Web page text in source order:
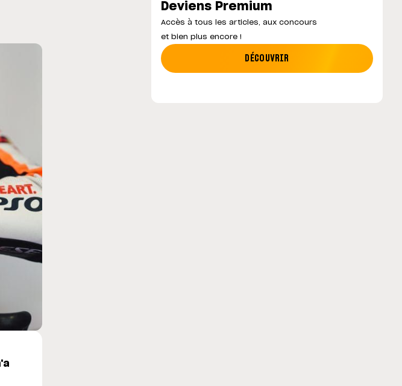
l'opération et vise un retour en
MotoGP : les cinq constructeurs signent un
Deviens Premium
Accès à tous les articles, aux concours
et bien plus encore !
DÉCOUVRIR